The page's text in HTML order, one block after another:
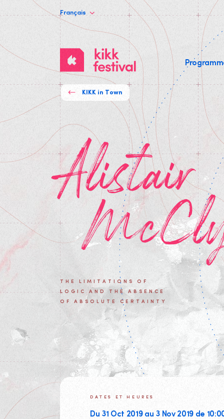
KIKK
Festival
Français
KIKK in Town
Alistair
THE LIMITATIONS OF
LOGIC AND THE ABSENCE
OF ABSOLUTE CERTAINTY
DATES ET HEURES
Du 31 Oct 2019 au 3 Nov 2019 de